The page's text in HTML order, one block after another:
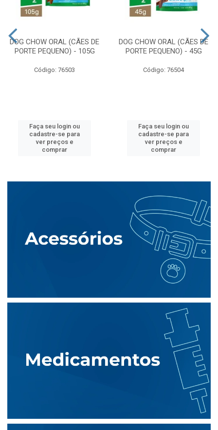
DOG CHOW ORAL (CÃES DE
PORTE PEQUENO) - 105G
Código: 76503
Faça seu login ou
cadastre-se para
ver preços e
comprar
DOG CHOW ORAL (CÃES DE
PORTE PEQUENO) - 45G
Código: 76504
Faça seu login ou
cadastre-se para
ver preços e
comprar